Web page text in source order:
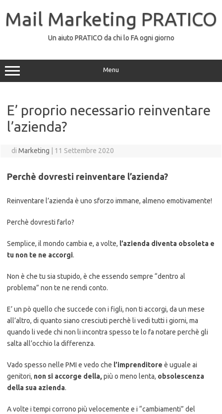
contenuto
Mail Marketing PRATICO
Un aiuto PRATICO da chi lo FA ogni giorno
Menu
E’ proprio necessario reinventare
l’azienda?
di Marketing 11 Settembre 2020
Perchè dovresti reinventare l’azienda?
Reinventare l’azienda è uno sforzo immane, almeno emotivamente!
Perchè dovresti farlo?
Semplice, il mondo cambia e, a volte, l’azienda diventa obsoleta e
tu non te ne accorgi.
Non è che tu sia stupido, è che essendo sempre “dentro al
problema” non te ne rendi conto.
E’ un pò quello che succede con i figli, non ti accorgi, da un mese
all’altro, di quanto siano cresciuti perchè li vedi tutti i giorni, ma
quando li vede chi non li incontra spesso te lo fa notare perchè gli
salta all’occhio la differenza.
Vado spesso nelle PMI e vedo che l’imprenditore è uguale ai
genitori, non si accorge della, più o meno lenta, obsolescenza
della sua azienda.
A volte i tempi corrono più velocemente e i “cambiamenti” del